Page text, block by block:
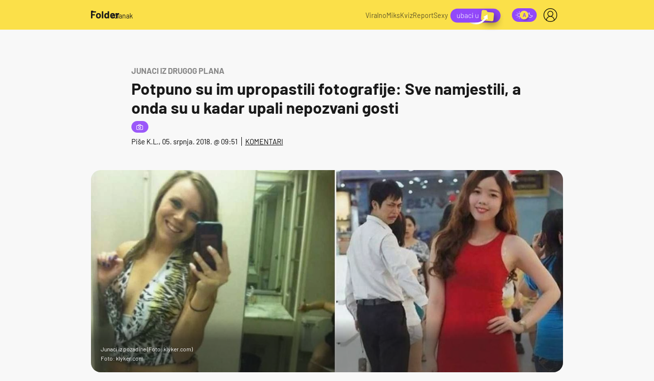
/članak ViralnoMiksKvizReportSexy
JUNACI IZ DRUGOG PLANA
Potpuno su im upropastili fotografije: Sve namjestili, a
onda su u kadar upali nepozvani gosti
Piše K.L., 05. srpnja. 2018. @ 09:51 KOMENTARI
Junaci iz pozadine (Foto: klyker.com)
Foto: klyker.com